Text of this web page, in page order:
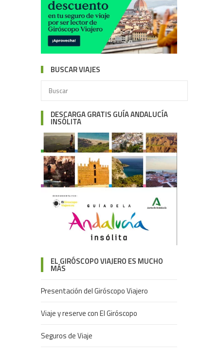
BUSCAR VIAJES
DESCARGA GRATIS GUÍA ANDALUCÍA
INSÓLITA
EL GIRÓSCOPO VIAJERO ES MUCHO
MÁS
Presentación del Giróscopo Viajero
Viaje y reserve con El Giróscopo
Seguros de Viaje